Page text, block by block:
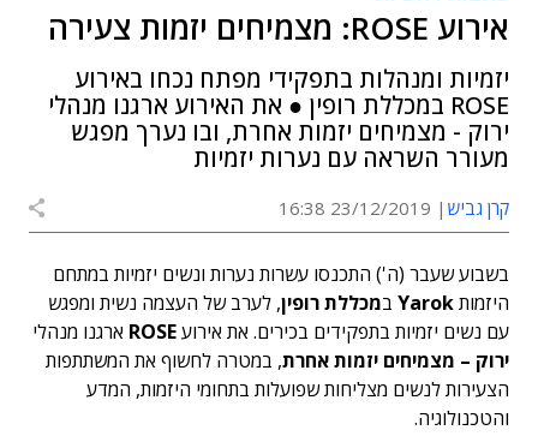
אירוע ROSE: מצמיחים יזמות צעירה
יזמיות ומנהלות בתפקידי מפתח נכחו באירוע
ROSE במכללת רופין ● את האירוע ארגנו מנהלי
ירוק - מצמיחים יזמות אחרת, ובו נערך מפגש
מעורר השראה עם נערות יזמיות
קרן גביש 23/12/2019 16:38
בשבוע שעבר (ה') התכנסו עשרות נערות ונשים יזמיות במתחם
היזמותYarok במכללת רופין, לערב של העצמה נשית ומפגש
עם נשים יזמיות בתפקידים בכירים. את אירועROSE ארגנו מנהלי
ירוק – מצמיחים יזמות אחרת, במטרה לחשוף את המשתתפות
הצעירות לנשים מצליחות שפועלות בתחומי היזמות, המדע
והטכנולוגיה.